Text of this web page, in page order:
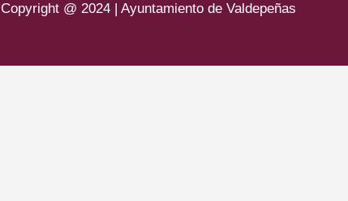
Copyright @ 2024 | Ayuntamiento de Valdepeñas